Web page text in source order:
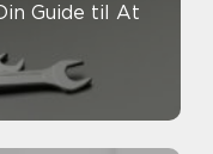
Guide til At